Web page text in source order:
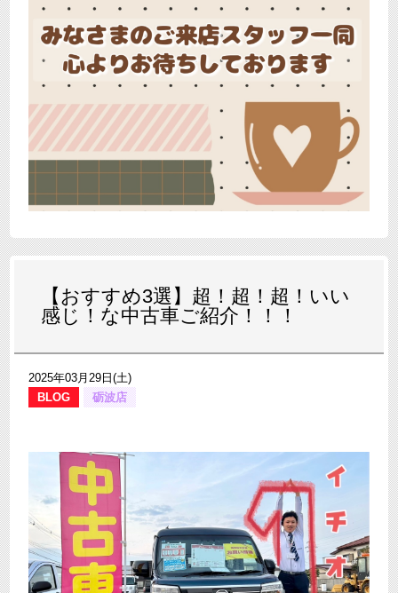
【おすすめ3選】超！超！超！いい
感じ！な中古車ご紹介！！！
2025年03月29日(土)
BLOG
砺波店